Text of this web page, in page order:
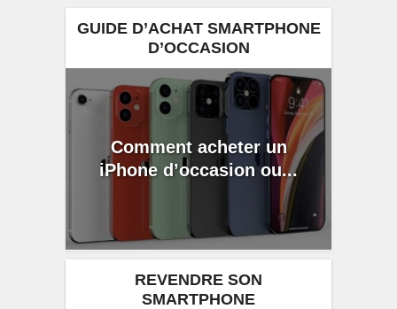
GUIDE D’ACHAT SMARTPHONE
D’OCCASION
Comment acheter un
iPhone d’occasion ou...
REVENDRE SON
SMARTPHONE